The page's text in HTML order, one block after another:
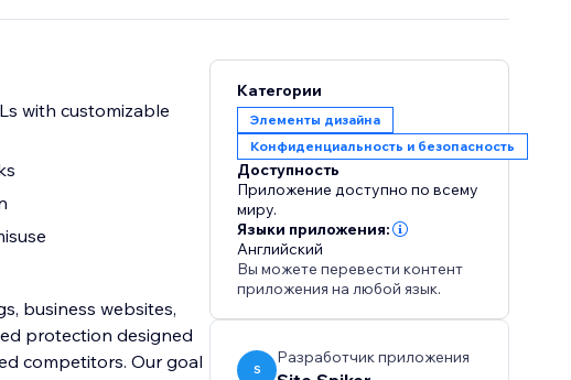
with customizable
business websites,
protection designed
competitors. Our goal
Категории
Элементы дизайна
Конфиденциальность и безопасность
Доступность
Приложение доступно по всему
миру.
Языки приложения:
Английский
Вы можете перевести контент
приложения на любой язык.
S
Разработчик приложения